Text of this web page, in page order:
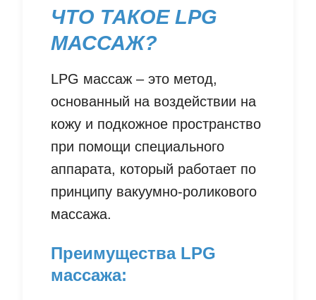
ЧТО ТАКОЕ LPG
МАССАЖ?
LPG массаж – это метод,
основанный на воздействии на
кожу и подкожное пространство
при помощи специального
аппарата, который работает по
принципу вакуумно-роликового
массажа.
Преимущества LPG
массажа: